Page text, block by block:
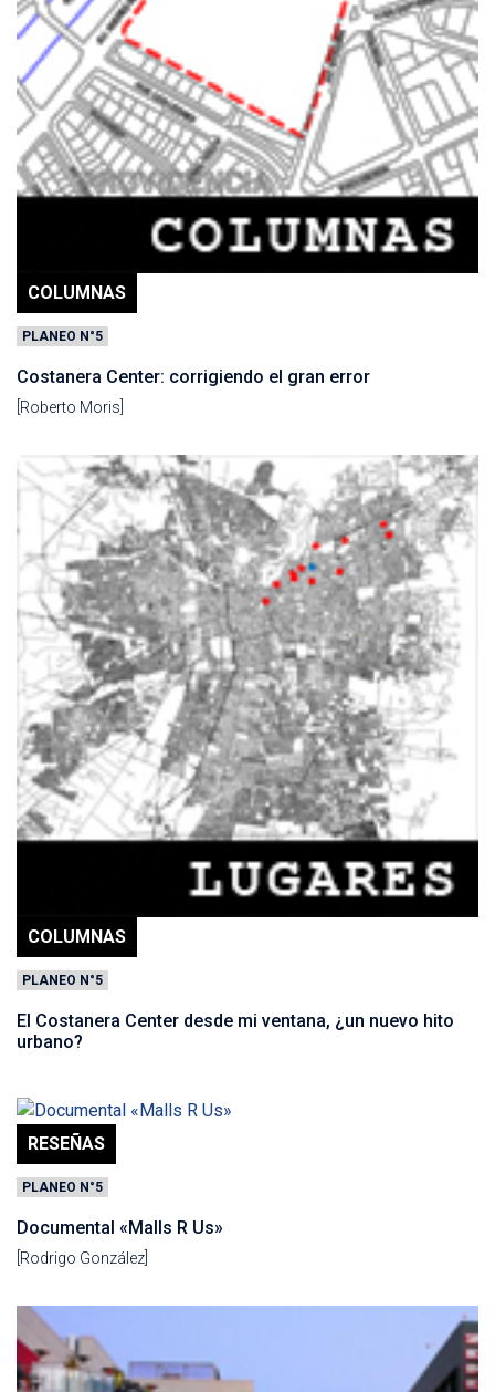
COLUMNAS
PLANEO N°5
Costanera Center: corrigiendo el gran error
[Roberto Moris]
COLUMNAS
PLANEO N°5
El Costanera Center desde mi ventana, ¿un nuevo hito
urbano?
RESEÑAS
PLANEO N°5
Documental «Malls R Us»
[Rodrigo González]